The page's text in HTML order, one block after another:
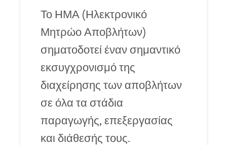
Το ΗΜΑ (Ηλεκτρονικό
Μητρώο Αποβλήτων)
σηματοδοτεί έναν σημαντικό
εκσυγχρονισμό της
διαχείρησης των αποβλήτων
σε όλα τα στάδια
παραγωγής, επεξεργασίας
και διάθεσής τους.